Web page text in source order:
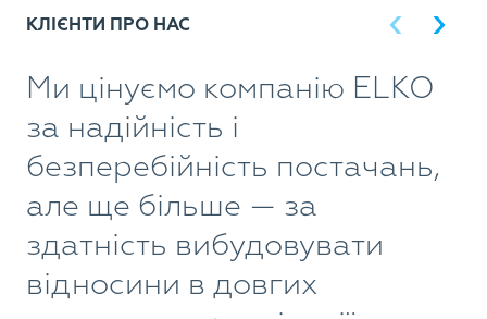
КЛІЄНТИ ПРО НАС
Ми цінуємо компанію ELKO
за надійність і
безперебійність постачань,
але ще більше — за
здатність вибудовувати
відносини в довгих